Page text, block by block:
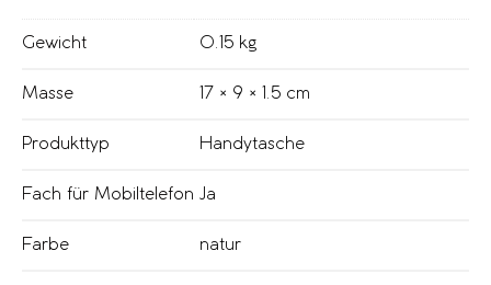
Gewicht 0.15 kg
Masse 17 × 9 × 1.5 cm
Produkttyp Handytasche
Fach für Mobiltelefon Ja
Farbe natur